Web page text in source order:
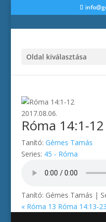
Oldal kiválasztása
2017.08.06.
Róma 14:1-12
Tanító: Gémes Tamás
Series: 45 - Róma
Tanító: Gémes Tamás |
« Róma 13 Róma 14:13-